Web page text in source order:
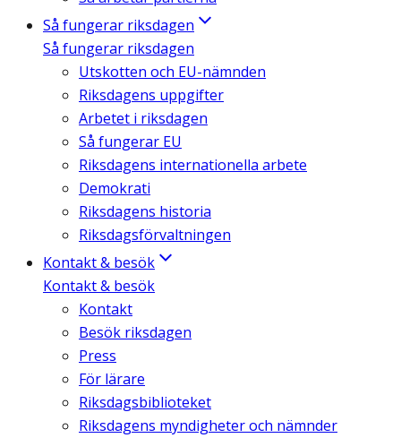
Så fungerar riksdagen
Så fungerar riksdagen
Utskotten och EU-nämnden
Riksdagens uppgifter
Arbetet i riksdagen
Så fungerar EU
Riksdagens internationella arbete
Demokrati
Riksdagens historia
Riksdagsförvaltningen
Kontakt & besök
Kontakt & besök
Kontakt
Besök riksdagen
Press
För lärare
Riksdagsbiblioteket
Riksdagens myndigheter och nämnder